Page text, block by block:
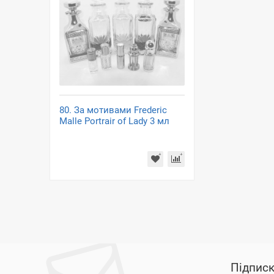
80. За мотивами Frederic
Malle Portrair of Lady 3 мл